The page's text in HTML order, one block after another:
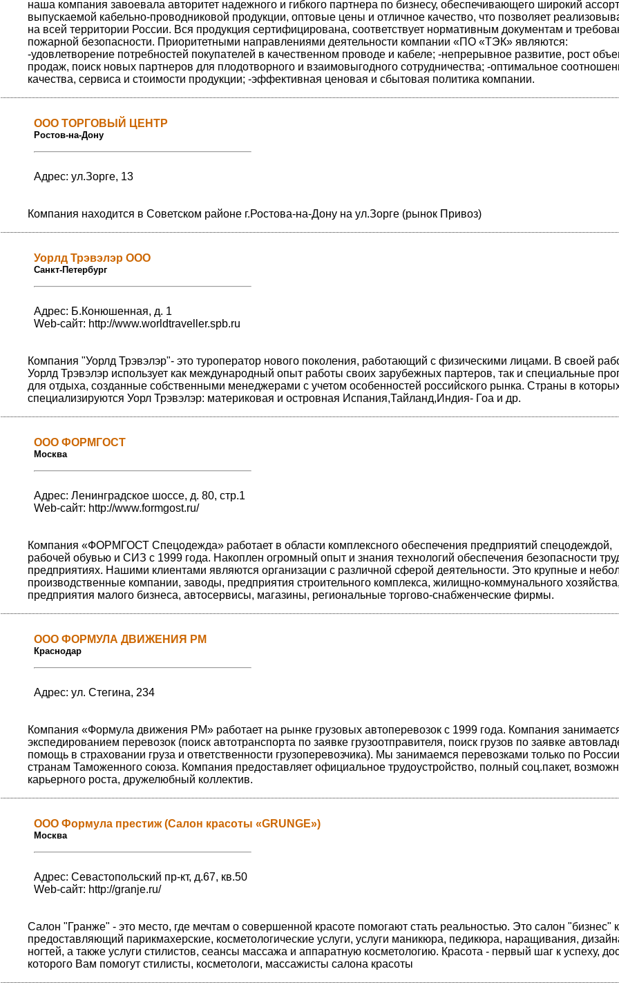
наша компания завоевала авторитет надежного и гибкого партнера по бизнесу, обеспечивающего широкий
выпускаемой кабельно-проводниковой продукции, оптовые цены и отличное качество, что позволяет
на всей территории России. Вся продукция сертифицирована, соответствует нормативным документам и
пожарной безопасности. Приоритетными направлениями деятельности компании «ПО «ТЭК» являются:
-удовлетворение потребностей покупателей в качественном проводе и кабеле; -непрерывное развитие, рост
продаж, поиск новых партнеров для плодотворного и взаимовыгодного сотрудничества; -оптимальное
качества, сервиса и стоимости продукции; -эффективная ценовая и сбытовая политика компании.
ООО ТОРГОВЫЙ ЦЕНТР
Ростов-на-Дону
Адрес: ул.Зорге, 13
Компания находится в Советском районе г.Ростова-на-Дону на ул.Зорге (рынок Привоз)
Уорлд Трэвэлэр ООО
Санкт-Петербург
Адрес: Б.Конюшенная, д. 1
Web-сайт: http://www.worldtraveller.spb.ru
Компания "Уорлд Трэвэлэр"- это туроператор нового поколения, работающий с физическими лицами. В своей
Уорлд Трэвэлэр использует как международный опыт работы своих зарубежных партеров, так и специальные
для отдыха, созданные собственными менеджерами с учетом особенностей российского рынка. Страны в
специализируются Уорл Трэвэлэр: материковая и островная Испания,Тайланд,Индия- Гоа и др.
ООО ФОРМГОСТ
Москва
Адрес: Ленинградское шоссе, д. 80, стр.1
Web-сайт: http://www.formgost.ru/
Компания «ФОРМГОСТ Спецодежда» работает в области комплексного обеспечения предприятий спецодеждой,
рабочей обувью и СИЗ с 1999 года. Накоплен огромный опыт и знания технологий обеспечения безопасности
предприятиях. Нашими клиентами являются организации с различной сферой деятельности. Это крупные и
производственные компании, заводы, предприятия строительного комплекса, жилищно-коммунального хозяйства,
предприятия малого бизнеса, автосервисы, магазины, региональные торгово-снабженческие фирмы.
ООО ФОРМУЛА ДВИЖЕНИЯ РМ
Краснодар
Адрес: ул. Стегина, 234
Компания «Формула движения РМ» работает на рынке грузовых автоперевозок с 1999 года. Компания
экспедированием перевозок (поиск автотранспорта по заявке грузоотправителя, поиск грузов по заявке
помощь в страховании груза и ответственности грузоперевозчика). Мы занимаемся перевозками только по
странам Таможенного союза. Компания предоставляет официальное трудоустройство, полный соц.пакет,
карьерного роста, дружелюбный коллектив.
ООО Формула престиж (Салон красоты «GRUNGE»)
Москва
Адрес: Севастопольский пр-кт, д.67, кв.50
Web-сайт: http://granje.ru/
Салон "Гранже" - это место, где мечтам о совершенной красоте помогают стать реальностью. Это салон "бизнес"
предоставляющий парикмахерские, косметологические услуги, услуги маникюра, педикюра, наращивания,
ногтей, а также услуги стилистов, сеансы массажа и аппаратную косметологию. Красота - первый шаг к успеху,
которого Вам помогут стилисты, косметологи, массажисты салона красоты